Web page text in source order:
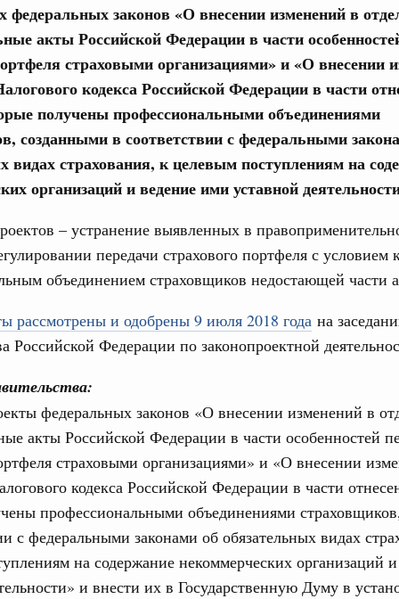
федеральных законов «О внесении изменений в
акты Российской Федерации в части
страховыми организациями» и «О внесении
кодекса Российской Федерации в части
получены профессиональными объединениями
созданными в соответствии с федеральными
видах страхования, к целевым поступлениям на
организаций и ведение ими уставной
– устранение выявленных в
передачи страхового портфеля с условием
объединением страховщиков недостающей части
рассмотрены и одобрены 9 июля 2018 года на
Российской Федерации по законопроектной
федеральных законов «О внесении изменений в
акты Российской Федерации в части особенностей
страховыми организациями» и «О внесении
кодекса Российской Федерации в части
профессиональными объединениями
с федеральными законами об обязательных видах
на содержание некоммерческих организаций
и внести их в Государственную Думу в
по искусственному интеллекту
область
инфраструктуры построили и
кредитам
госпрограмм повысит эффективность
завершил строительство и реконструкцию
правкомиссии по ликвидации последствий
проливе
по числу заявлений от абитуриентов
«Профессионалитет»
Интеграция на пространстве СНГ
заседания Евразийского
Интеграция на пространстве СНГ
совета в расширенном
Для
период
Архив
Email